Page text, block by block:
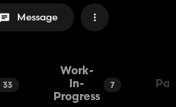
Message
33
Work-
In-
Progress
7